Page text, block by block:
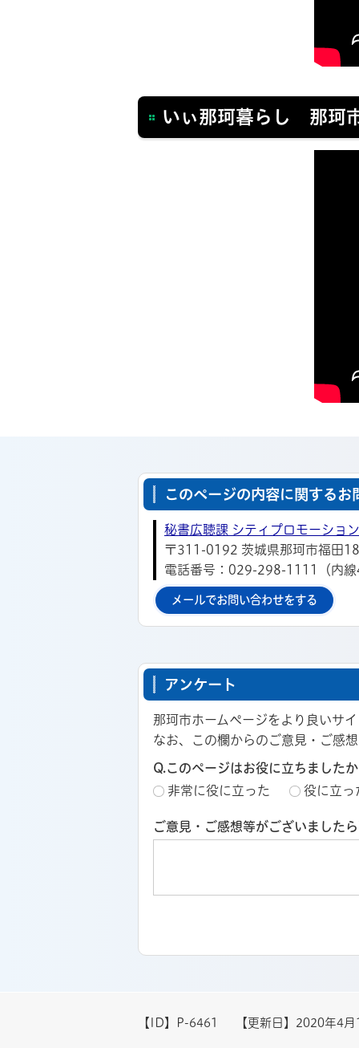
いぃ那珂暮らし 那珂
このページの内容に関するお
秘書広聴課 シティプロモーショ
〒311-0192 茨城県那珂市福田
電話番号：029-298-1111（内
メールでお問い合わせをする
アンケート
那珂市ホームページをより良いサ
なお、この欄からのご意見・ご感
Q.このページはお役に立ちました
非常に役に立った
役に立っ
ご意見・ご感想等がございました
【ID】 P-6461 【更新日】 2020年4月